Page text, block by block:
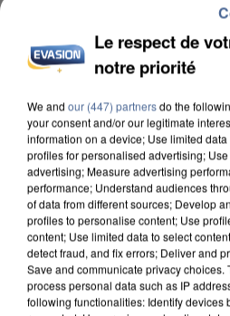
Le respect de
notre priorité
We and our (447) partnersdo the
your consent and/or our legitimate
information on a device; Use limited
profiles for personalised advertising;
advertising; Measure advertising
performance; Understand audiences
of data from different sources; Develop
profiles to personalise content; Use
content; Use limited data to select
detect fraud, and fix errors; Deliver and
Save and communicate privacy choices.
process personal data such as IP
following functionalities: Identify devices